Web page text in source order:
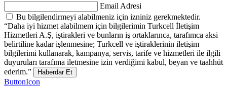
Email Adresi
Bu bilgilendirmeyi alabilmeniz için izniniz gerekmektedir.
“Daha iyi hizmet alabilmem için bilgilerimin Turkcell İletişim
Hizmetleri A.Ş, iştirakleri ve bunların iş ortaklarınca, tarafımca aksi
belirtiline kadar işlenmesine; Turkcell ve iştiraklerinin iletişim
bilgilerimi kullanarak, kampanya, servis, tarife ve hizmetleri ile ilgili
duyuruları tarafıma iletmesine izin verdiğimi kabul, beyan ve taahhüt
ederim.”
Haberdar Et
ButtonIcon